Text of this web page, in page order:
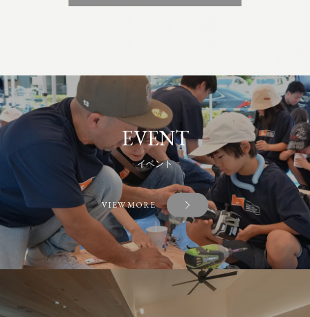
EVENT
イベント
VIEW MORE